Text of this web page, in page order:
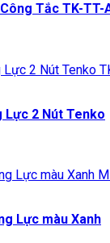
Tắc TK-TT-
Lực 2 Nút Tenko
Lực màu Xanh